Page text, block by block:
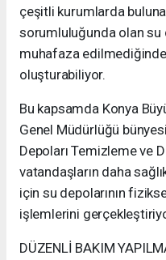
çeşitli kurumlarda
sorumluluğunda olan su
muhafaza edilmediğinde
oluşturabiliyor.
Bu kapsamda Konya
Genel Müdürlüğü
Depoları Temizleme ve
vatandaşların daha
için su depolarının
işlemlerini
DÜZENLİ BAKIM